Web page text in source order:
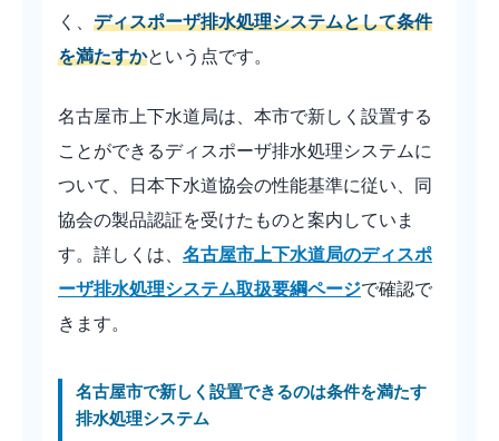
く、 ディスポーザ排水処理システムとして条件
を満たすかという点です。
名古屋市上下水道局は、本市で新しく設置する
ことができるディスポーザ排水処理システムに
ついて、日本下水道協会の性能基準に従い、同
協会の製品認証を受けたものと案内していま
す。詳しくは、 名古屋市上下水道局のディスポ
ーザ排水処理システム取扱要綱ページで確認で
きます。
名古屋市で新しく設置できるのは条件を満たす
排水処理システム